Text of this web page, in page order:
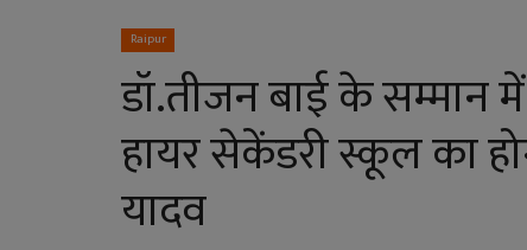
Raipur
डॉ.तीजन बाई के सम्मान
हायर सेकेंडरी स्कूल का
यादव